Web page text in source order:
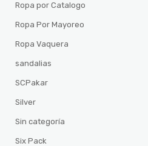
Ropa por Catalogo
Ropa Por Mayoreo
Ropa Vaquera
sandalias
SCPakar
Silver
Sin categoría
Six Pack